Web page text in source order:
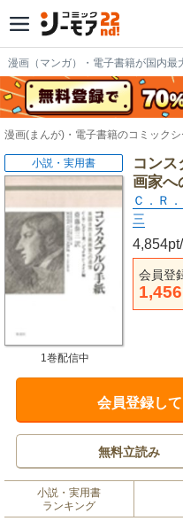
漫画（マンガ）・電子書籍が国内最
漫画(まんが)・電子書籍のコミック
コン
画家へ
Ｃ．Ｒ
三
会員登
小説・実用書
1巻配信中
会員登録して
無料立読み
小説・実用書
ランキング